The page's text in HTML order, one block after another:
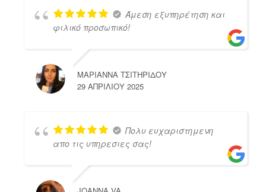
Άμεση εξυπηρέτηση και
φιλικό προσωπικό!
ΜΑΡΙΑΝΝΑ ΤΣΙΤΗΡΙΔΟΥ
29 ΑΠΡΙΛΊΟΥ 2025
Πολυ ευχαριστημενη
απο τις υπηρεσιες σας!